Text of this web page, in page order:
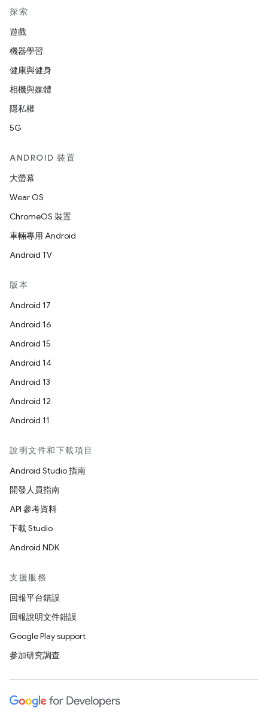
探索
遊戲
機器學習
健康與健身
相機與媒體
隱私權
5G
ANDROID 裝置
大螢幕
Wear OS
ChromeOS 裝置
車輛專用 Android
Android TV
版本
Android 17
Android 16
Android 15
Android 14
Android 13
Android 12
Android 11
說明文件和下載項目
Android Studio 指南
開發人員指南
API 參考資料
下載 Studio
Android NDK
支援服務
回報平台錯誤
回報說明文件錯誤
Google Play support
參加研究調查